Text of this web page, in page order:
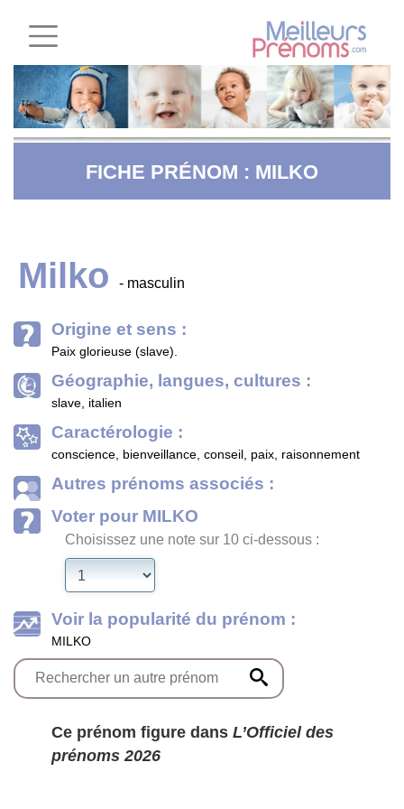
FICHE PRÉNOM : MILKO
Milko - masculin
Origine et sens :
Paix glorieuse (slave).
Géographie, langues, cultures :
slave, italien
Caractérologie :
conscience, bienveillance, conseil, paix, raisonnement
Autres prénoms associés :
Voter pour MILKO
Choisissez une note sur 10 ci-dessous :
Voir la popularité du prénom :
MILKO
Ce prénom figure dans L’Officiel des
prénoms 2026